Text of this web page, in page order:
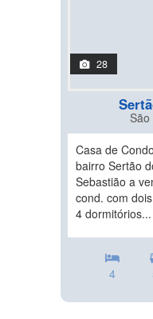
28
Casa de
bairro Sertão
Sebastião a
cond. com
4 dormitórios...
4